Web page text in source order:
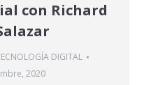
con Richard
DIGITAL
2020